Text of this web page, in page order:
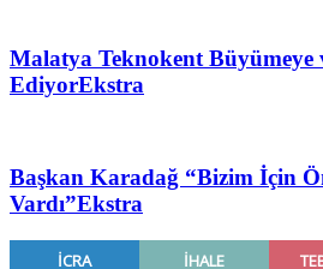
Malatya Teknokent Büyümeye
EdiyorEkstra
Başkan Karadağ “Bizim İçin
Vardı”Ekstra